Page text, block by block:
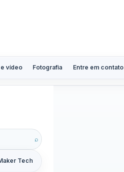
vídeo Fotografia Entre em contato
⌕
Tech